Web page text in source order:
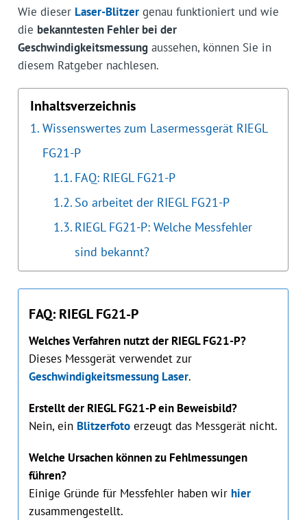
Wie dieser Laser-Blitzergenau funktioniert und wie
die bekanntesten Fehler bei der
Geschwindigkeitsmessungaussehen, können Sie in
diesem Ratgeber nachlesen.
Inhaltsverzeichnis
Wissenswertes zum Lasermessgerät RIEGL
FG21-P
FAQ: RIEGL FG21-P
So arbeitet der RIEGL FG21-P
RIEGL FG21-P: Welche Messfehler
sind bekannt?
FAQ: RIEGL FG21-P
Welches Verfahren nutzt der RIEGL FG21-P?
Dieses Messgerät verwendet zur
Geschwindigkeitsmessung Laser.
Erstellt der RIEGL FG21-P ein Beweisbild?
Nein, ein Blitzerfotoerzeugt das Messgerät nicht.
Welche Ursachen können zu Fehlmessungen
führen?
Einige Gründe für Messfehler haben wir hier
zusammengestellt.